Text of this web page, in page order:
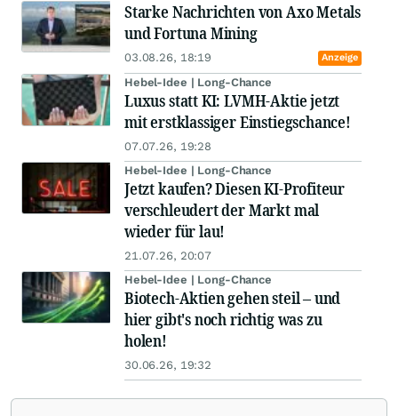
Starke Nachrichten von Axo Metals
und Fortuna Mining
03.08.26, 18:19 Anzeige
Hebel-Idee | Long-Chance
Luxus statt KI: LVMH-Aktie jetzt
mit erstklassiger Einstiegschance!
07.07.26, 19:28
Hebel-Idee | Long-Chance
Jetzt kaufen? Diesen KI-Profiteur
verschleudert der Markt mal
wieder für lau!
21.07.26, 20:07
Hebel-Idee | Long-Chance
Biotech-Aktien gehen steil – und
hier gibt's noch richtig was zu
holen!
30.06.26, 19:32